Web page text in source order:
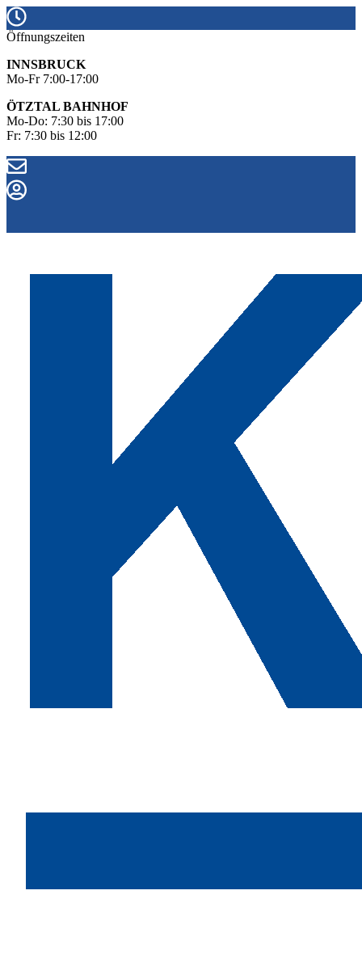
Öffnungszeiten
INNSBRUCK
Mo-Fr 7:00-17:00
ÖTZTAL BAHNHOF
Mo-Do: 7:30 bis 17:00
Fr: 7:30 bis 12:00